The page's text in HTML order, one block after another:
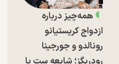
همه‌چیز درباره
ازدواج کریستیانو
رونالدو و جورجینا